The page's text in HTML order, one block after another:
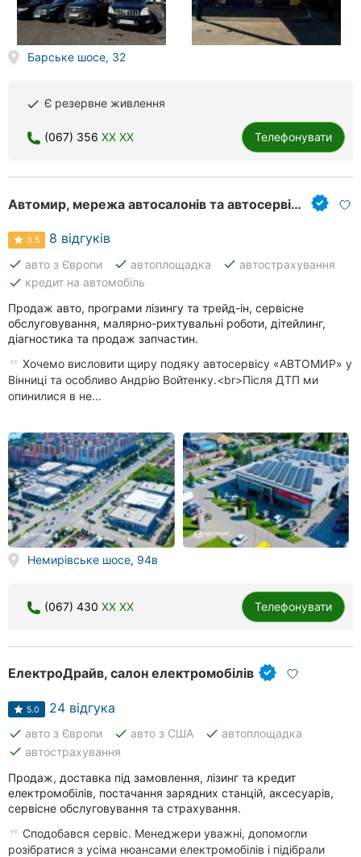
Миколаїв
Херсон
Полтава
Чернігів
Чернівці
Суми
Івано-
Франківськ
Луцьк
Карпати
Барське шосе, 32
done Є резервне живлення
(067) 356 XX XX Телефонувати
Автомир, мережа автосалонів та автосервісів
3.5 8 відгуків
done авто з Європи done автоплощадка done автострахування
done кредит на автомобіль
Продаж авто, програми лізингу та трейд-ін, сервісне
обслуговування, малярно-рихтувальні роботи, дітейлинг,
діагностика та продаж запчастин.
Хочемо висловити щиру подяку автосервісу «АВТОМИР» у
Вінниці та особливо Андрію Войтенку.<br>Після ДТП ми
опинилися в не...
Немирівське шосе, 94в
(067) 430 XX XX Телефонувати
ЕлектроДрайв, салон електромобілів
5.0 24 відгука
done авто з Європи done авто з США done автоплощадка
done автострахування
Продаж, доставка під замовлення, лізинг та кредит
електромобілів, постачання зарядних станцій, аксесуарів,
сервісне обслуговування та страхування.
Сподобався сервіс. Менеджери уважні, допомогли
розібратися з усіма нюансами електромобілів і підібрали